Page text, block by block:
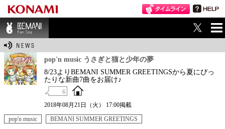
BEMANI Fan Sit
pop'n music うさぎと猫と少年の夢
8/23よりBEMANI SUMMER GREETINGSから夏にぴっ
たりな新曲7曲をお届け♪
6
2018年08月21日（火） 17:00掲載
pop'n music
BEMANI SUMMER GREETINGS